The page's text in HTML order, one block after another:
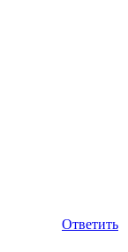
Ответить